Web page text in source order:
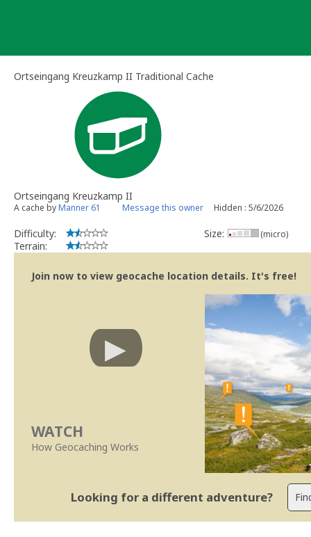
Ortseingang Kreuzkamp II Traditional Cache
Ortseingang Kreuzkamp II
A cache byManner 61 Message this owner Hidden : 5/6/2026
Difficulty:
Terrain:
Size: (micro)
Join now to view geocache location details. It's free!
WATCH
How Geocaching Works
Looking for a different adventure?